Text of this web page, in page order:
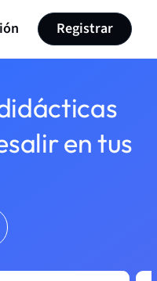
Registrar
en tus